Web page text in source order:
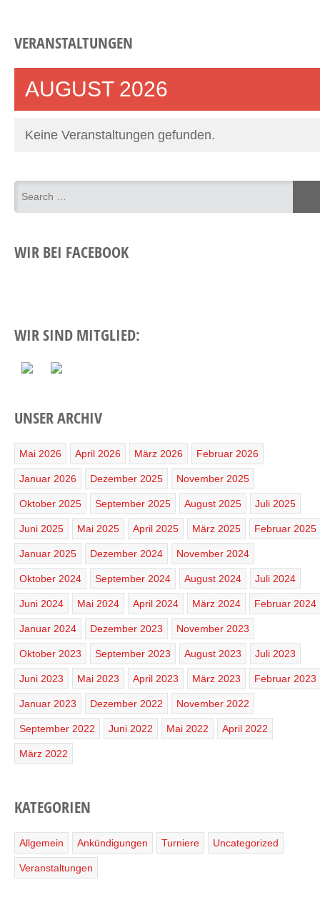
VERANSTALTUNGEN
AUGUST 2026
Keine Veranstaltungen gefunden.
WIR BEI FACEBOOK
WIR SIND MITGLIED:
UNSER ARCHIV
Mai 2026 April 2026 März 2026 Februar 2026
Januar 2026 Dezember 2025 November 2025
Oktober 2025 September 2025 August 2025 Juli 2025
Juni 2025 Mai 2025 April 2025 März 2025 Februar 2025
Januar 2025 Dezember 2024 November 2024
Oktober 2024 September 2024 August 2024 Juli 2024
Juni 2024 Mai 2024 April 2024 März 2024 Februar 2024
Januar 2024 Dezember 2023 November 2023
Oktober 2023 September 2023 August 2023 Juli 2023
Juni 2023 Mai 2023 April 2023 März 2023 Februar 2023
Januar 2023 Dezember 2022 November 2022
September 2022 Juni 2022 Mai 2022 April 2022
März 2022
KATEGORIEN
Allgemein Ankündigungen Turniere Uncategorized
Veranstaltungen